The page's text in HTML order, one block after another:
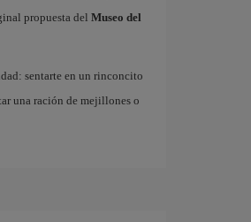
propuesta del Museo del
sentarte en un rinconcito
una ración de mejillones o